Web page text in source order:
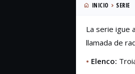
INICIO SERIE
La serie igue
llamada de
• Elenco: